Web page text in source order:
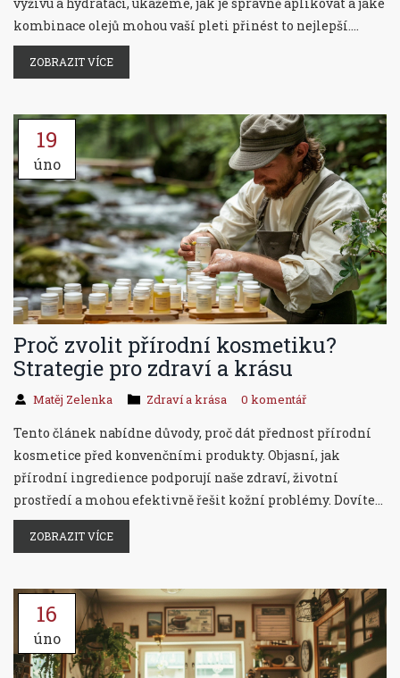
kombinace olejů mohou vaší pleti přinést to nejlepší.
Budeme se věnovat i specifikům zralé pleti a jak ji oleje
pomáhají chránit a regenerovat.
ZOBRAZIT VÍCE
19
úno
Proč zvolit přírodní kosmetiku?
Strategie pro zdraví a krásu
Matěj Zelenka Zdraví a krása 0 komentář
Tento článek nabídne důvody, proč dát přednost přírodní
kosmetice před konvenčními produkty. Objasní, jak
přírodní ingredience podporují naše zdraví, životní
prostředí a mohou efektivně řešit kožní problémy. Dovíte
se také, na co si dát pozor při výběru opravdu kvalitní
přírodní kosmetiky a jaký má přírodní kosmetika dopad
ZOBRAZIT VÍCE
16
úno